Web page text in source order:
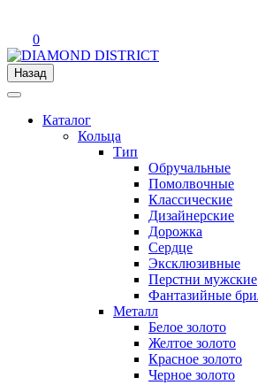
0
Назад
Каталог
Кольца
Тип
Обручальные
Помолвочные
Классические
Дизайнерские
Дорожка
Сердце
Эксклюзивные
Перстни мужские
Фантазийные
Металл
Белое золото
Желтое золото
Красное золото
Черное золото